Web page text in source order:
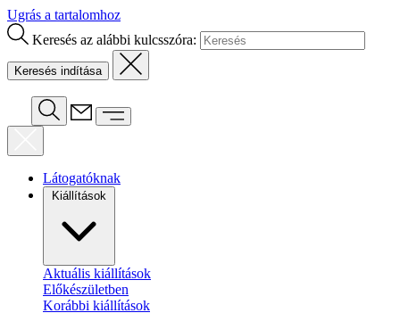
Ugrás a tartalomhoz
Keresés az alábbi kulcsszóra:
Látogatóknak
Kiállítások
Aktuális kiállítások
Előkészületben
Korábbi kiállítások